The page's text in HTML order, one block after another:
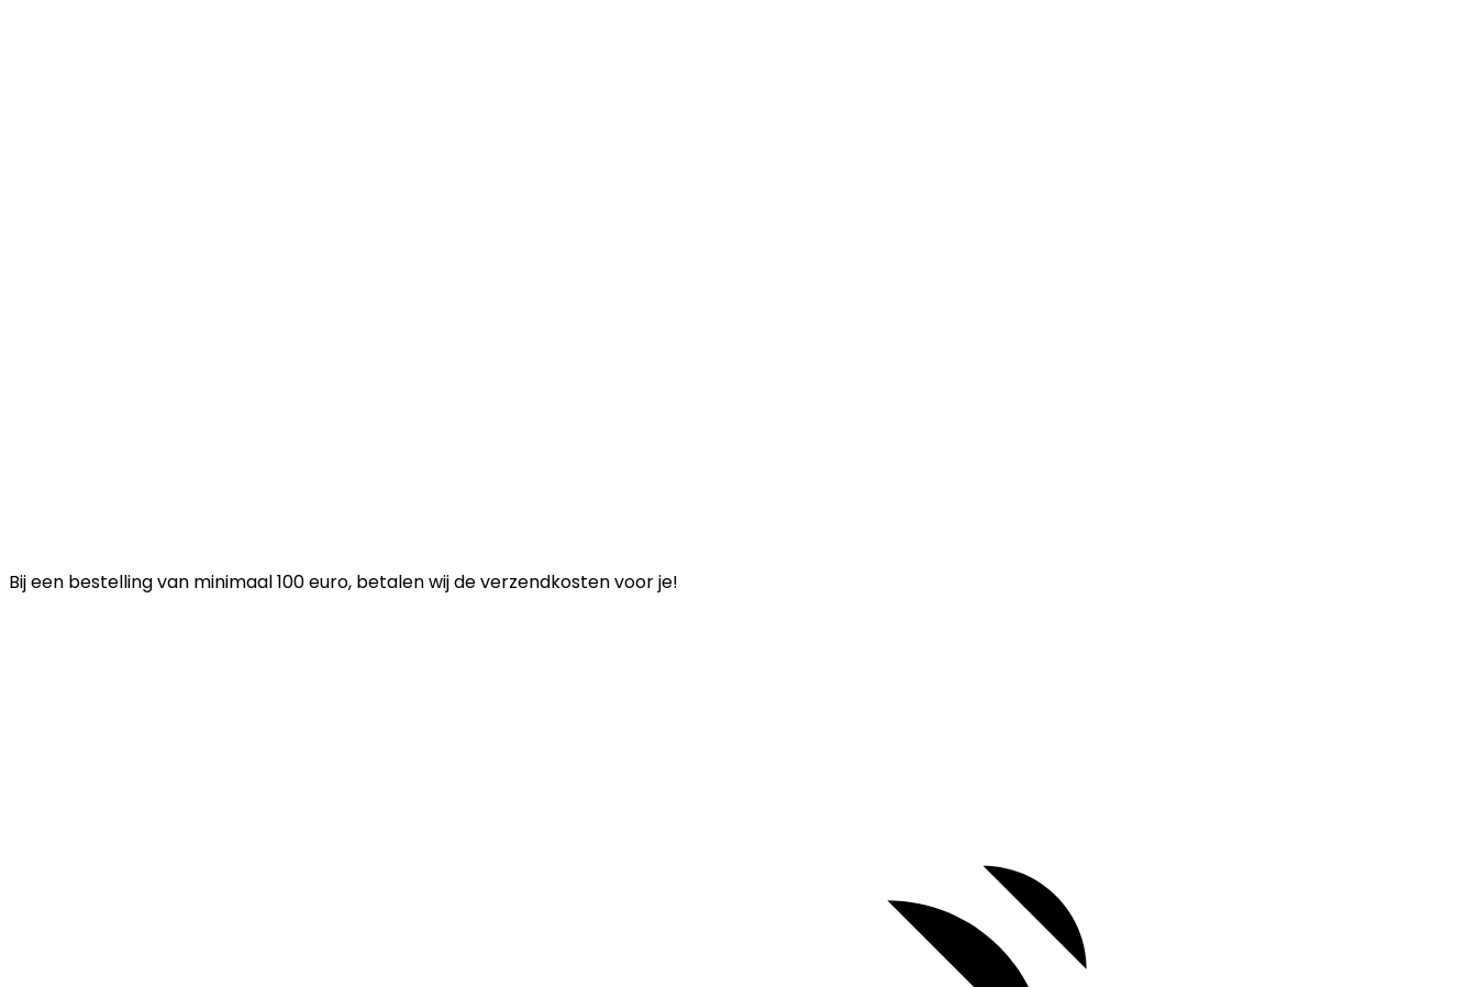
Bij een bestelling van minimaal 100 euro, betalen wij de verzendkosten voor je!